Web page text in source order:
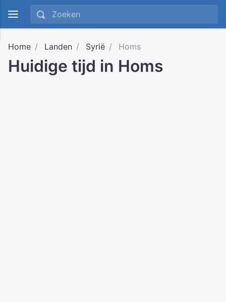
Home Landen Syrië Homs
Huidige tijd in Homs